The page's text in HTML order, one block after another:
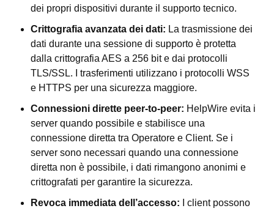
dei propri dispositivi durante il supporto tecnico.
Crittografia avanzata dei dati: La trasmissione dei
dati durante una sessione di supporto è protetta
dalla crittografia AES a 256 bit e dai protocolli
TLS/SSL. I trasferimenti utilizzano i protocolli WSS
e HTTPS per una sicurezza maggiore.
Connessioni dirette peer-to-peer: HelpWire evita i
server quando possibile e stabilisce una
connessione diretta tra Operatore e Client. Se i
server sono necessari quando una connessione
diretta non è possibile, i dati rimangono anonimi e
crittografati per garantire la sicurezza.
Revoca immediata dell’accesso: I client possono